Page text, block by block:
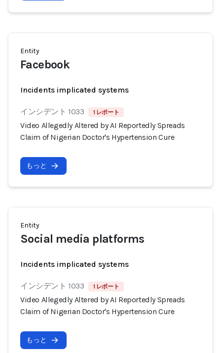
Entity
Facebook
Incidents implicated systems
インシデント 1033 1 レポート
Video Allegedly Altered by AI Reportedly Spreads
Claim of Nigerian Doctor's Hypertension Cure
もっと
Entity
Social media platforms
Incidents implicated systems
インシデント 1033 1 レポート
Video Allegedly Altered by AI Reportedly Spreads
Claim of Nigerian Doctor's Hypertension Cure
もっと